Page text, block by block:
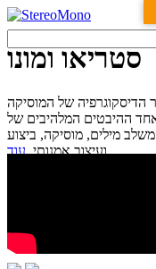
סטריאו ומונו
הדיסקוגרפיה של המוסיקה
ההיבטים המלהיבים של
מילים, מוסיקה, ביצוע
ועיצוב אמנותי.עוד...